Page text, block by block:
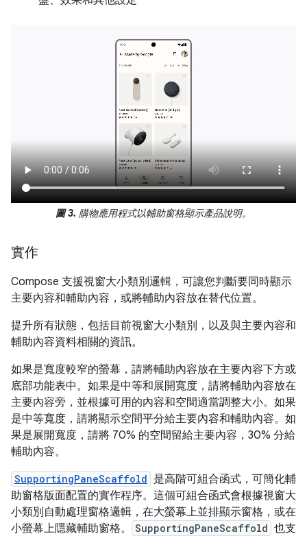
圖 3. 購物應用程式以輔助窗格顯示產品說明。
實作
Compose 支援視窗大小類別邏輯，可讓您判斷要同時顯示
主要內容和輔助內容，或將輔助內容放在替代位置。
提升所有狀態，包括目前視窗大小類別，以及與主要內容和
輔助內容資料相關的資訊。
如果是寬度較窄的螢幕，請將輔助內容放在主要內容下方或
底部功能表中。如果是中等和展開寬度，請將輔助內容放在
主要內容旁，並根據可用的內容和空間適當調整大小。如果
是中等寬度，請將顯示空間平分給主要內容和輔助內容。如
果是展開寬度，請將 70% 的空間留給主要內容，30% 分給
輔助內容。
SupportingPaneScaffold 是高階可組合函式，可簡化輔
助窗格版面配置的實作程序。這個可組合函式會根據視窗大
小類別自動處理窗格邏輯，在大螢幕上並排顯示窗格，或在
小螢幕上隱藏輔助窗格。
SupportingPaneScaffold 也支